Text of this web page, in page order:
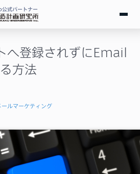
式パートナー
ログイン
へ登録されずにEmail
方法
ールマーケティング